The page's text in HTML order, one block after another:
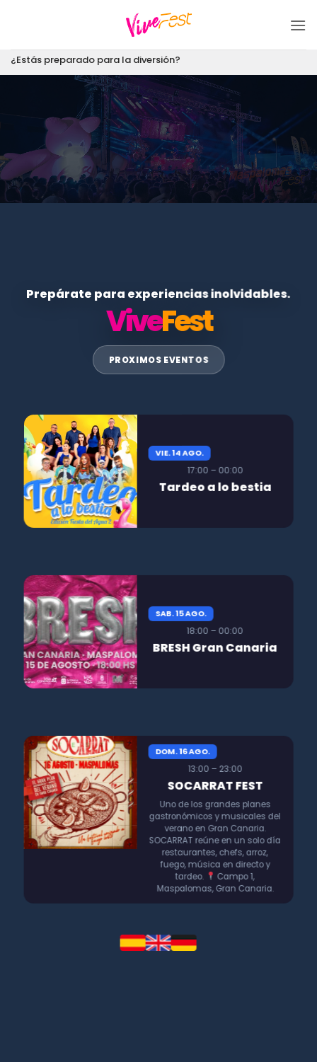
¿Estás preparado para la diversión?
Prepárate para experiencias inolvidables.
ViveFest
PROXIMOS EVENTOS
VIE. 14 AGO.
17:00 – 00:00
Tardeo a lo bestia
SAB. 15 AGO.
18:00 – 00:00
BRESH Gran Canaria
DOM. 16 AGO.
13:00 – 23:00
SOCARRAT FEST
Uno de los grandes planes
gastronómicos y musicales del
verano en Gran Canaria.
SOCARRAT reúne en un solo día
restaurantes, chefs, arroz,
fuego, música en directo y
tardeo.
Campo 1,
Maspalomas, Gran Canaria.